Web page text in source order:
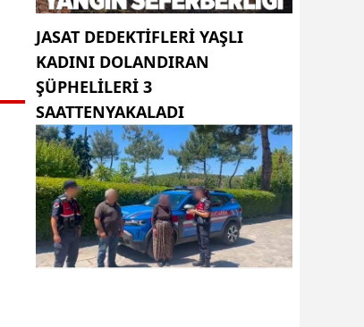
JASAT DEDEKTIFLERI YAŞLI
KADINI DOLANDIRAN
ŞÜPHELILERI 3
SAATTENYAKALADI